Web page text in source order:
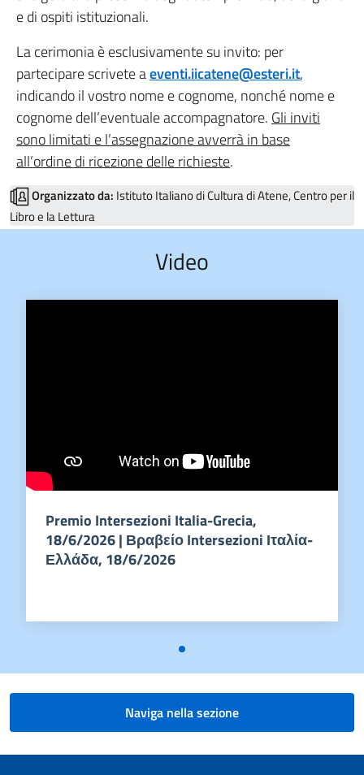
e di ospiti istituzionali.
La cerimonia è esclusivamente su invito: per
partecipare scrivete aeventi.iicatene@esteri.it,
indicando il vostro nome e cognome, nonché nome e
cognome dell’eventuale accompagnatore. Gli inviti
sono limitati e l’assegnazione avverrà in base
all’ordine di ricezione delle richieste.
Organizzato da: Istituto Italiano di Cultura di Atene, Centro per il
Libro e la Lettura
Video
Premio Intersezioni Italia-Grecia,
18/6/2026 | Βραβείο Intersezioni Ιταλία-
Ελλάδα, 18/6/2026
Naviga nella sezione